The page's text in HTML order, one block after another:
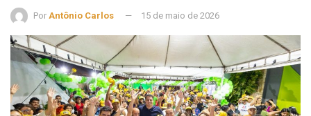
Por Antônio Carlos 15 de maio de 2026